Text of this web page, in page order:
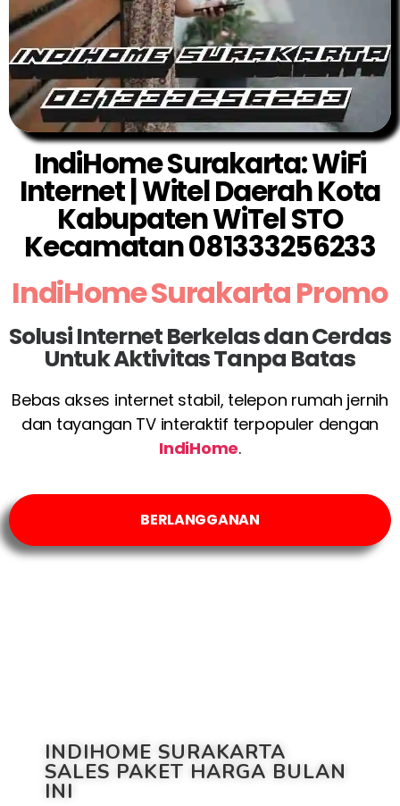
IndiHome Surakarta: WiFi
Internet | Witel Daerah Kota
Kabupaten WiTel STO
Kecamatan 081333256233
IndiHome Surakarta Promo
Solusi Internet Berkelas dan Cerdas
Untuk Aktivitas Tanpa Batas
Bebas akses internet stabil, telepon rumah jernih
dan tayangan TV interaktif terpopuler dengan
IndiHome.
BERLANGGANAN
INDIHOME SURAKARTA
SALES PAKET HARGA BULAN
INI